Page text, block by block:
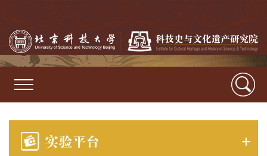
实验平台